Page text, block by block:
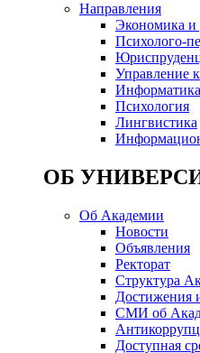
Направления
Экономика и
Психолого-
Управление
Психология
Лингвистика
ОБ
Об Академии
Новости
Объявления
Ректорат
Структура
Достижения
СМИ об
Доступная